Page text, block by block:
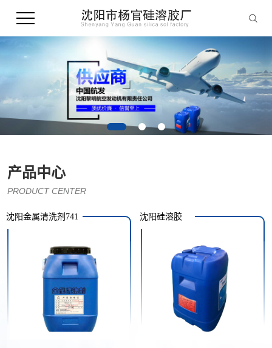
产品中心
PRODUCT CENTER
沈阳金属清洗剂741 沈阳硅溶胶